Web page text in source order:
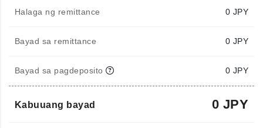
Halaga ng remittance 0 JPY
Bayad sa remittance 0 JPY
Bayad sa pagdeposito 0 JPY
Kabuuang bayad 0 JPY